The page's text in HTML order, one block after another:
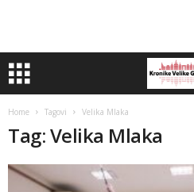
Home Tagovi Velika Mlaka
Tag: Velika Mlaka